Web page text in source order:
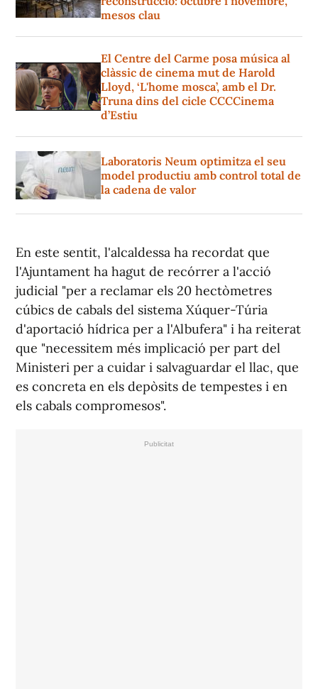
mesos clau
El Centre del Carme posa música al
clàssic de cinema mut de Harold
Lloyd, ‘L'home mosca’, amb el Dr.
Truna dins del cicle CCCCinema
d’Estiu
Laboratoris Neum optimitza el seu
model productiu amb control total de
la cadena de valor
En este sentit, l'alcaldessa ha recordat que
l'Ajuntament ha hagut de recórrer a l'acció
judicial "per a reclamar els 20 hectòmetres
cúbics de cabals del sistema Xúquer-Túria
d'aportació hídrica per a l'Albufera" i ha reiterat
que "necessitem més implicació per part del
Ministeri per a cuidar i salvaguardar el llac, que
es concreta en els depòsits de tempestes i en
els cabals compromesos".